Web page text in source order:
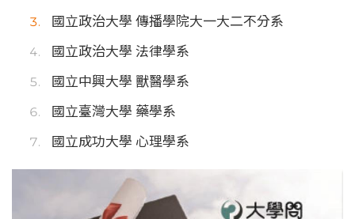
國立政治大學 傳播學院大一大二不分系
國立政治大學 法律學系
國立中興大學 獸醫學系
國立臺灣大學 藥學系
國立成功大學 心理學系